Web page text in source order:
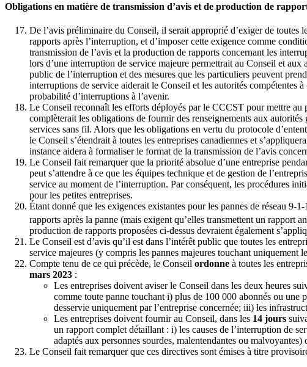
Obligations en matière de transmission d’avis et de production de
De l’avis préliminaire du Conseil, il serait approprié d’exiger de toutes
rapports après l’interruption, et d’imposer cette exigence comme
transmission de l’avis et la production de rapports concernant les
lors d’une interruption de service majeure permettrait au Conseil et
public de l’interruption et des mesures que les particuliers peuvent
interruptions de service aiderait le Conseil et les autorités compétentes
probabilité d’interruptions à l’avenir.
Le Conseil reconnaît les efforts déployés par le CCCST pour mettre
complèterait les obligations de fournir des renseignements aux
services sans fil. Alors que les obligations en vertu du protocole
le Conseil s’étendrait à toutes les entreprises canadiennes et
instance aidera à formaliser le format de la transmission de l’avis
Le Conseil fait remarquer que la priorité absolue d’une entreprise
peut s’attendre à ce que les équipes technique et de gestion de
service au moment de l’interruption. Par conséquent, les procédures
pour les petites entreprises.
Étant donné que les exigences existantes pour les pannes de réseau 9-
rapports après la panne (mais exigent qu’elles transmettent un rapport
production de rapports proposées ci-dessus devraient également
Le Conseil est d’avis qu’il est dans l’intérêt public que toutes les
service majeures (y compris les pannes majeures touchant uniquement
Compte tenu de ce qui précède, le Conseil ordonne à toutes les
mars 2023 :
Les entreprises doivent aviser le Conseil dans les deux heures
comme toute panne touchant i) plus de 100 000 abonnés ou une
desservie uniquement par l’entreprise concernée; iii) les
Les entreprises doivent fournir au Conseil, dans les 14 jours
un rapport complet détaillant : i) les causes de l’interruption de
adaptés aux personnes sourdes, malentendantes ou
Le Conseil fait remarquer que ces directives sont émises à titre